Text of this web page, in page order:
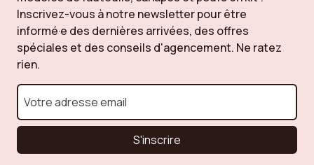
Inscrivez-vous à notre newsletter pour être
informé·e des dernières arrivées, des offres
spéciales et des conseils d'agencement. Ne ratez
rien.
S'inscrire